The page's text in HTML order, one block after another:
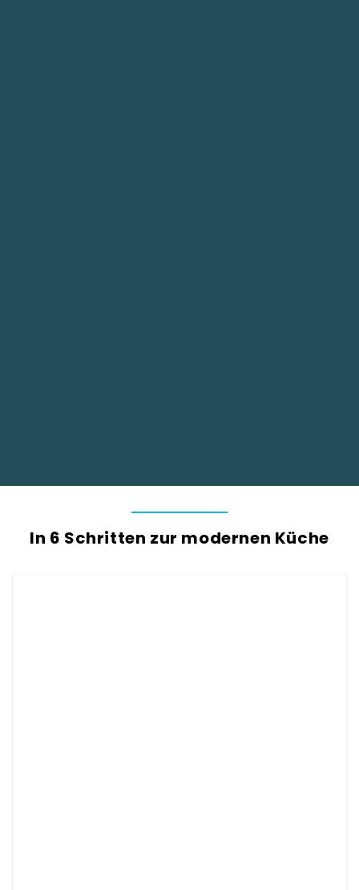
In 6 Schritten zur modernen Küche